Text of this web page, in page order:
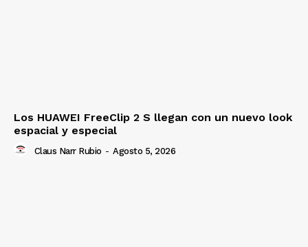
Los HUAWEI FreeClip 2 S llegan con un nuevo look
espacial y especial
Claus Narr Rubio - Agosto 5, 2026